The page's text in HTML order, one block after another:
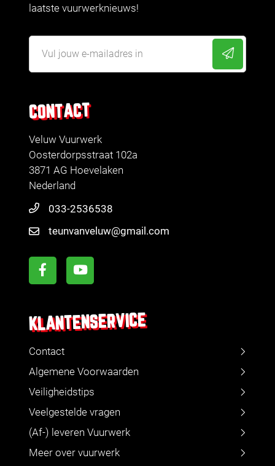
CONTACT
Veluw Vuurwerk
Oosterdorpsstraat 102a
3871 AG Hoevelaken
Nederland
033-2536538
teunvanveluw@gmail.com
KLANTENSERVICE
Contact
Algemene Voorwaarden
Veiligheidstips
Veelgestelde vragen
(Af-) leveren Vuurwerk
Meer over vuurwerk
laatste vuurwerknieuws!